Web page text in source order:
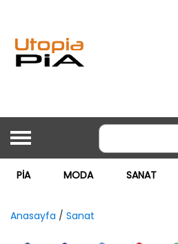
ANASAYFA
PİA
PİA MODA SANAT
Anasayfa / Sanat